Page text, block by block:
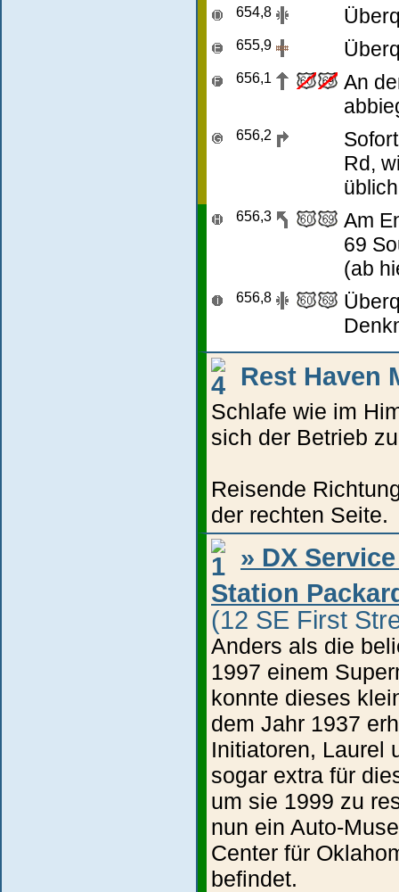
654,8
655,9
656,1
An
656,2
Rd,
656,3
Am
69
(ab
656,8
Rest Haven
Schlafe wie im
sich der Betrieb
Reisende
der rechten Seite.
» DX
Station
(12 SE First
Anders als die
1997 einem
konnte dieses
dem Jahr 1937
Initiatoren, Laurel
sogar extra für
um sie 1999 zu
nun ein Auto-
Center für
befindet.